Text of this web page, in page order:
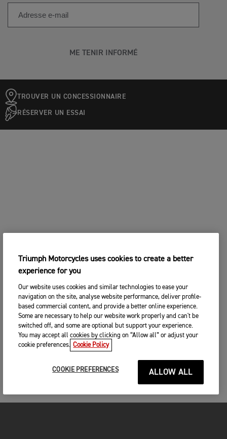
ME TENIR INFORMÉ
TROUVER UN CONCESSIONNAIRE
RÉSERVER UN ESSAI
Triumph Motorcycles uses cookies to create a better
experience for you
Our website uses cookies and similar technologies to ease your
navigation on the site, analyse website performance, deliver profile-
based commercial content, and provide a better online experience.
Some are necessary to help our website work properly and can't be
switched off, and some are optional but support your experience.
You may accept all cookies by clicking on “Allow all” or adjust your
cookie preferences. Cookie Policy
COOKIE PREFERENCES ALLOW ALL